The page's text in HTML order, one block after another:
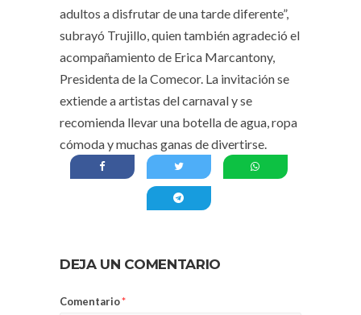
adultos a disfrutar de una tarde diferente”,
subrayó Trujillo, quien también agradeció el
acompañamiento de Erica Marcantony,
Presidenta de la Comecor. La invitación se
extiende a artistas del carnaval y se
recomienda llevar una botella de agua, ropa
cómoda y muchas ganas de divertirse.
DEJA UN COMENTARIO
Comentario*